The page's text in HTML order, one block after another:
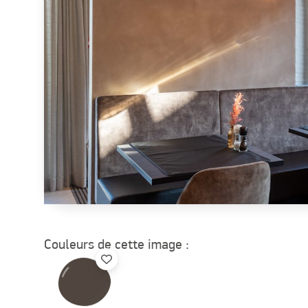
Couleurs de cette image :